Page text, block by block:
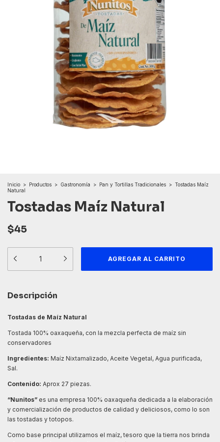
Inicio > Productos > Gastronomía > Pan y Tortillas Tradicionales > Tostadas Maíz
Natural
Tostadas Maíz Natural
$45
Descripción
Tostadas de Maíz Natural
Tostada 100% oaxaqueña, con la mezcla perfecta de maíz sin
conservadores
Ingredientes: Maíz Nixtamalizado, Aceite Vegetal, Agua purificada,
Sal.
Contenido: Aprox 27 piezas.
“Nunitos” es una empresa 100% oaxaqueña dedicada a la elaboración
y comercialización de productos de calidad y deliciosos, como lo son
las tostadas y totopos.
Como base principal utilizamos el maíz, tesoro que la tierra nos brinda